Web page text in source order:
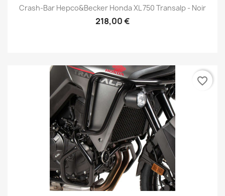
Crash-Bar Hepco&Becker Honda XL 750 Transalp - Noir
218,00 €
favorite_border